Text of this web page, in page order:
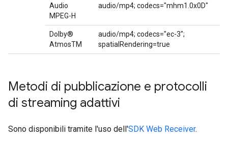
Audio
MPEG-H
audio/mp4; codecs="mhm1.0x0D"
Dolby®
AtmosTM
audio/mp4; codecs="ec-3";
spatialRendering=true
Metodi di pubblicazione e protocolli
di streaming adattivi
Sono disponibili tramite l'uso dell'SDK Web Receiver.